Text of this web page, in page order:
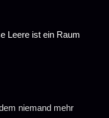
Leere ist ein Raum
niemand mehr